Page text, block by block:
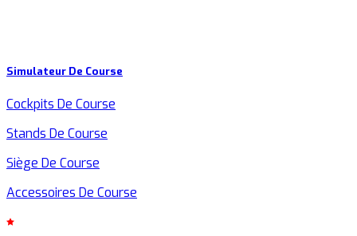
Simulateur De Course
Cockpits De Course
Stands De Course
Siège De Course
Accessoires De Course